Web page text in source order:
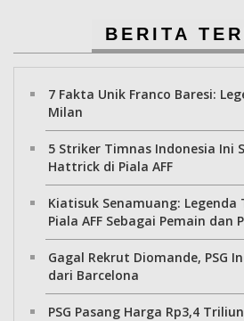
BERITA
7 Fakta Unik Franco Baresi:
Milan
5 Striker Timnas Indonesia Ini
Hattrick di Piala AFF
Kiatisuk Senamuang: Legenda
Piala AFF Sebagai Pemain dan
Gagal Rekrut Diomande, PSG
dari Barcelona
PSG Pasang Harga Rp3,4